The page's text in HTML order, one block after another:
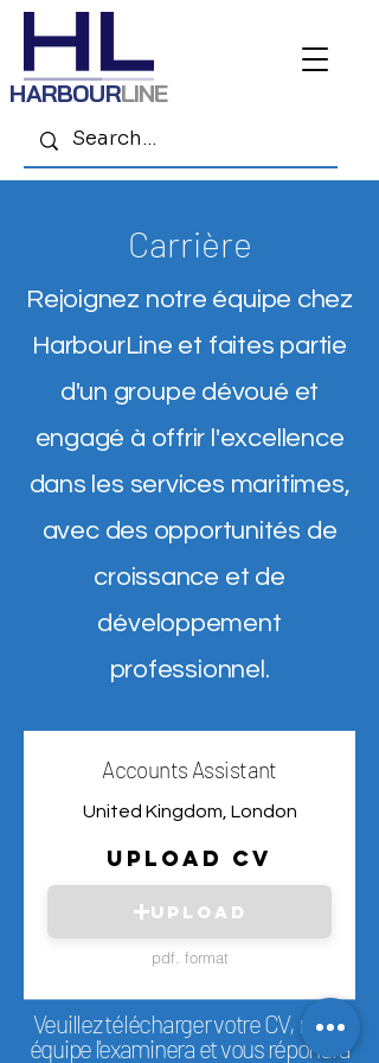
HARBOURLINE
Carrière
Rejoignez notre équipe chez
HarbourLine et faites partie
d'un groupe dévoué et
engagé à offrir l'excellence
dans les services maritimes,
avec des opportunités de
croissance et de
développement
professionnel.
Accounts Assistant
United Kingdom, London
UPLOAD CV
Upload
pdf. format
Veuillez télécharger votre CV, notre
équipe l'examinera et vous répondra